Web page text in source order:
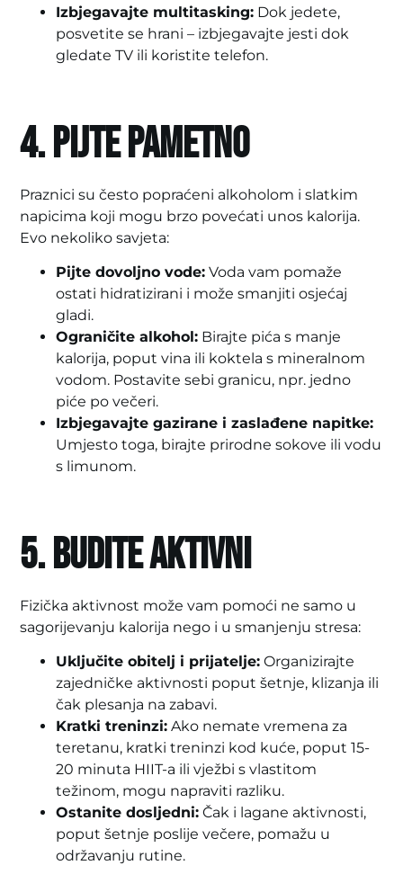
Izbjegavajte multitasking: Dok jedete,
posvetite se hrani – izbjegavajte jesti dok
gledate TV ili koristite telefon.
4. Pijte pametno
Praznici su često popraćeni alkoholom i slatkim
napicima koji mogu brzo povećati unos kalorija.
Evo nekoliko savjeta:
Pijte dovoljno vode: Voda vam pomaže
ostati hidratizirani i može smanjiti osjećaj
gladi.
Ograničite alkohol: Birajte pića s manje
kalorija, poput vina ili koktela s mineralnom
vodom. Postavite sebi granicu, npr. jedno
piće po večeri.
Izbjegavajte gazirane i zaslađene napitke:
Umjesto toga, birajte prirodne sokove ili vodu
s limunom.
5. Budite aktivni
Fizička aktivnost može vam pomoći ne samo u
sagorijevanju kalorija nego i u smanjenju stresa:
Uključite obitelj i prijatelje: Organizirajte
zajedničke aktivnosti poput šetnje, klizanja ili
čak plesanja na zabavi.
Kratki treninzi: Ako nemate vremena za
teretanu, kratki treninzi kod kuće, poput 15-
20 minuta HIIT-a ili vježbi s vlastitom
težinom, mogu napraviti razliku.
Ostanite dosljedni: Čak i lagane aktivnosti,
poput šetnje poslije večere, pomažu u
održavanju rutine.